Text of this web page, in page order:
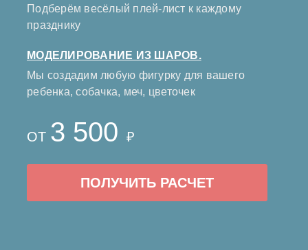
Подберём весёлый плей-лист к каждому
празднику
МОДЕЛИРОВАНИЕ ИЗ ШАРОВ.
Мы создадим любую фигурку для вашего
ребенка, собачка, меч, цветочек
ОТ 3 500 ₽
ПОЛУЧИТЬ РАСЧЕТ